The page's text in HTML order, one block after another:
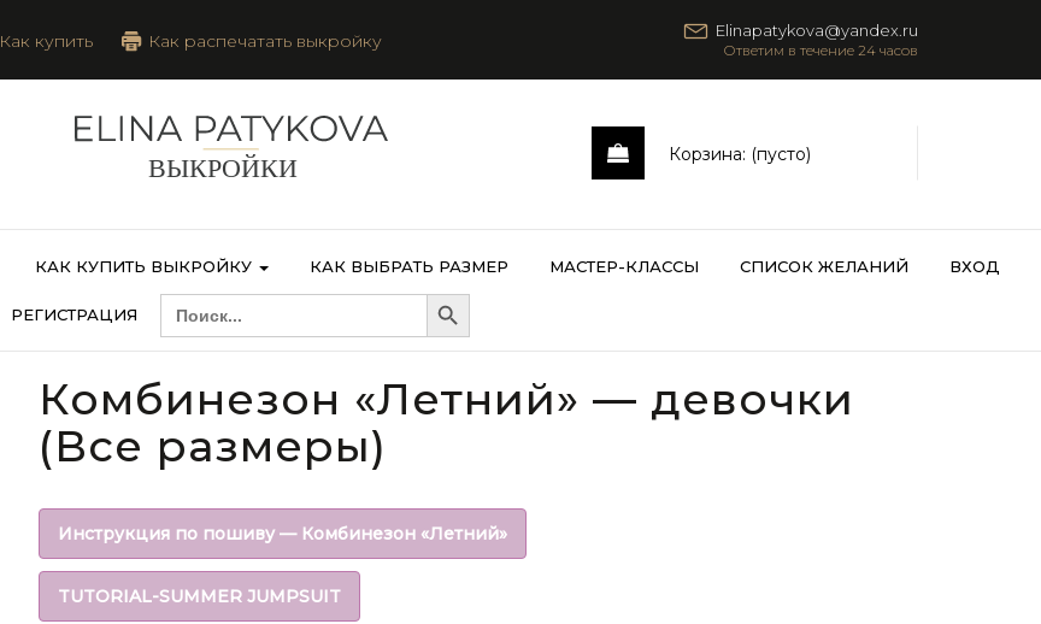
Как купить Как распечатать выкройку Elinapatykova@yandex.ru
Корзина: (пусто)
КАК КУПИТЬ ВЫКРОЙКУ КАК ВЫБРАТЬ РАЗМЕР МАСТЕР-КЛАССЫ СПИСОК ЖЕЛАНИЙ ВХОД
РЕГИСТРАЦИЯ
SEARCH
FOR:
Search Button
Комбинезон «Летний» — девочки
(Все размеры)
Инструкция по пошиву — Комбинезон «Летний»
TUTORIAL-SUMMER JUMPSUIT